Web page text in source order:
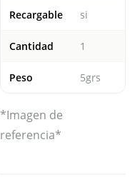
Recargable si
Cantidad 1
Peso 5grs
*Imagen de
referencia*